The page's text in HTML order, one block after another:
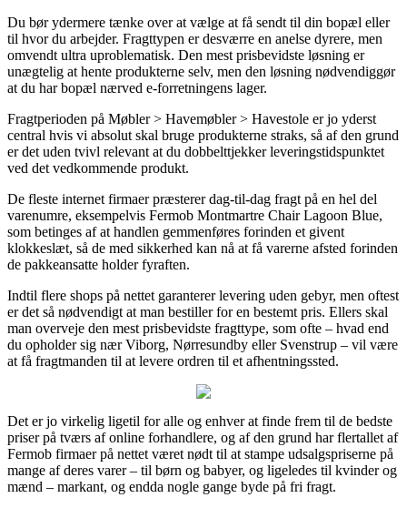
Du bør ydermere tænke over at vælge at få sendt til din bopæl eller
til hvor du arbejder. Fragttypen er desværre en anelse dyrere, men
omvendt ultra uproblematisk. Den mest prisbevidste løsning er
unægtelig at hente produkterne selv, men den løsning nødvendiggør
at du har bopæl nærved e-forretningens lager.
Fragtperioden på Møbler > Havemøbler > Havestole er jo yderst
central hvis vi absolut skal bruge produkterne straks, så af den grund
er det uden tvivl relevant at du dobbelttjekker leveringstidspunktet
ved det vedkommende produkt.
De fleste internet firmaer præsterer dag-til-dag fragt på en hel del
varenumre, eksempelvis Fermob Montmartre Chair Lagoon Blue,
som betinges af at handlen gemmenføres forinden et givent
klokkeslæt, så de med sikkerhed kan nå at få varerne afsted forinden
de pakkeansatte holder fyraften.
Indtil flere shops på nettet garanterer levering uden gebyr, men oftest
er det så nødvendigt at man bestiller for en bestemt pris. Ellers skal
man overveje den mest prisbevidste fragttype, som ofte – hvad end
du opholder sig nær Viborg, Nørresundby eller Svenstrup – vil være
at få fragtmanden til at levere ordren til et afhentningssted.
Det er jo virkelig ligetil for alle og enhver at finde frem til de bedste
priser på tværs af online forhandlere, og af den grund har flertallet af
Fermob firmaer på nettet været nødt til at stampe udsalgspriserne på
mange af deres varer – til børn og babyer, og ligeledes til kvinder og
mænd – markant, og endda nogle gange byde på fri fragt.